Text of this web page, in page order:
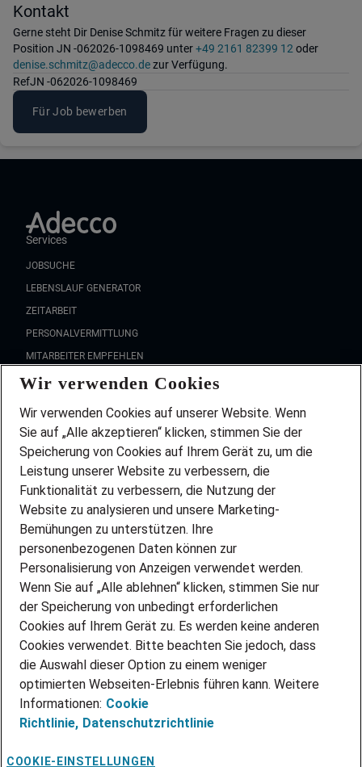
Kontakt
Gerne steht Dir Denise Schmitz für weitere Fragen zu dieser
Position JN -062026-1098469 unter+49 2161 82399 12 oder
denise.schmitz@adecco.dezur Verfügung.
RefJN -062026-1098469
Für Job bewerben
Services
JOBSUCHE
LEBENSLAUF GENERATOR
ZEITARBEIT
PERSONALVERMITTLUNG
MITARBEITER EMPFEHLEN
FAQ
Wir stellen ein!
DEINE BERUFSGRUPPE
DEINE LEBENSSITUATION
AMAZON JOBS
PARTNERSHIP WITH AIRBUS
INITIATIV BEWERBEN
ÜBER UNS
STANDORTE
BLOG
PRESSE
KONTAKT
@Adecco 2026
DATENSCHUTZ
Wir verwenden Cookies
Wir verwenden Cookies auf unserer Website. Wenn
Sie auf „Alle akzeptieren“ klicken, stimmen Sie der
Speicherung von Cookies auf Ihrem Gerät zu, um die
Leistung unserer Website zu verbessern, die
Funktionalität zu verbessern, die Nutzung der
Website zu analysieren und unsere Marketing-
Bemühungen zu unterstützen. Ihre
personenbezogenen Daten können zur
Personalisierung von Anzeigen verwendet werden.
Wenn Sie auf „Alle ablehnen“ klicken, stimmen Sie nur
der Speicherung von unbedingt erforderlichen
Cookies auf Ihrem Gerät zu. Es werden keine anderen
Cookies verwendet. Bitte beachten Sie jedoch, dass
die Auswahl dieser Option zu einem weniger
optimierten Webseiten-Erlebnis führen kann. Weitere
Informationen: Cookie
Richtlinie, Datenschutzrichtlinie
COOKIE-EINSTELLUNGEN